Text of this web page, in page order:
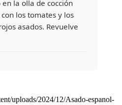
la olla de cocción
los tomates y los
asados. Revuelve
cúbrela y
uploads/2024/12/Asado-espanol-